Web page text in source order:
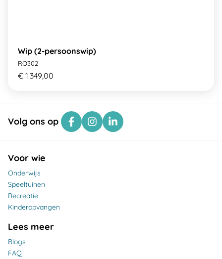
Wip (2-persoonswip)
RO302
€ 1.349,00
Volg ons op
Voor wie
Onderwijs
Speeltuinen
Recreatie
Kinderopvangen
Lees meer
Blogs
FAQ